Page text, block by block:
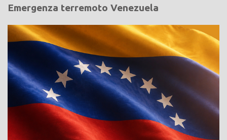
Emergenza terremoto Venezuela